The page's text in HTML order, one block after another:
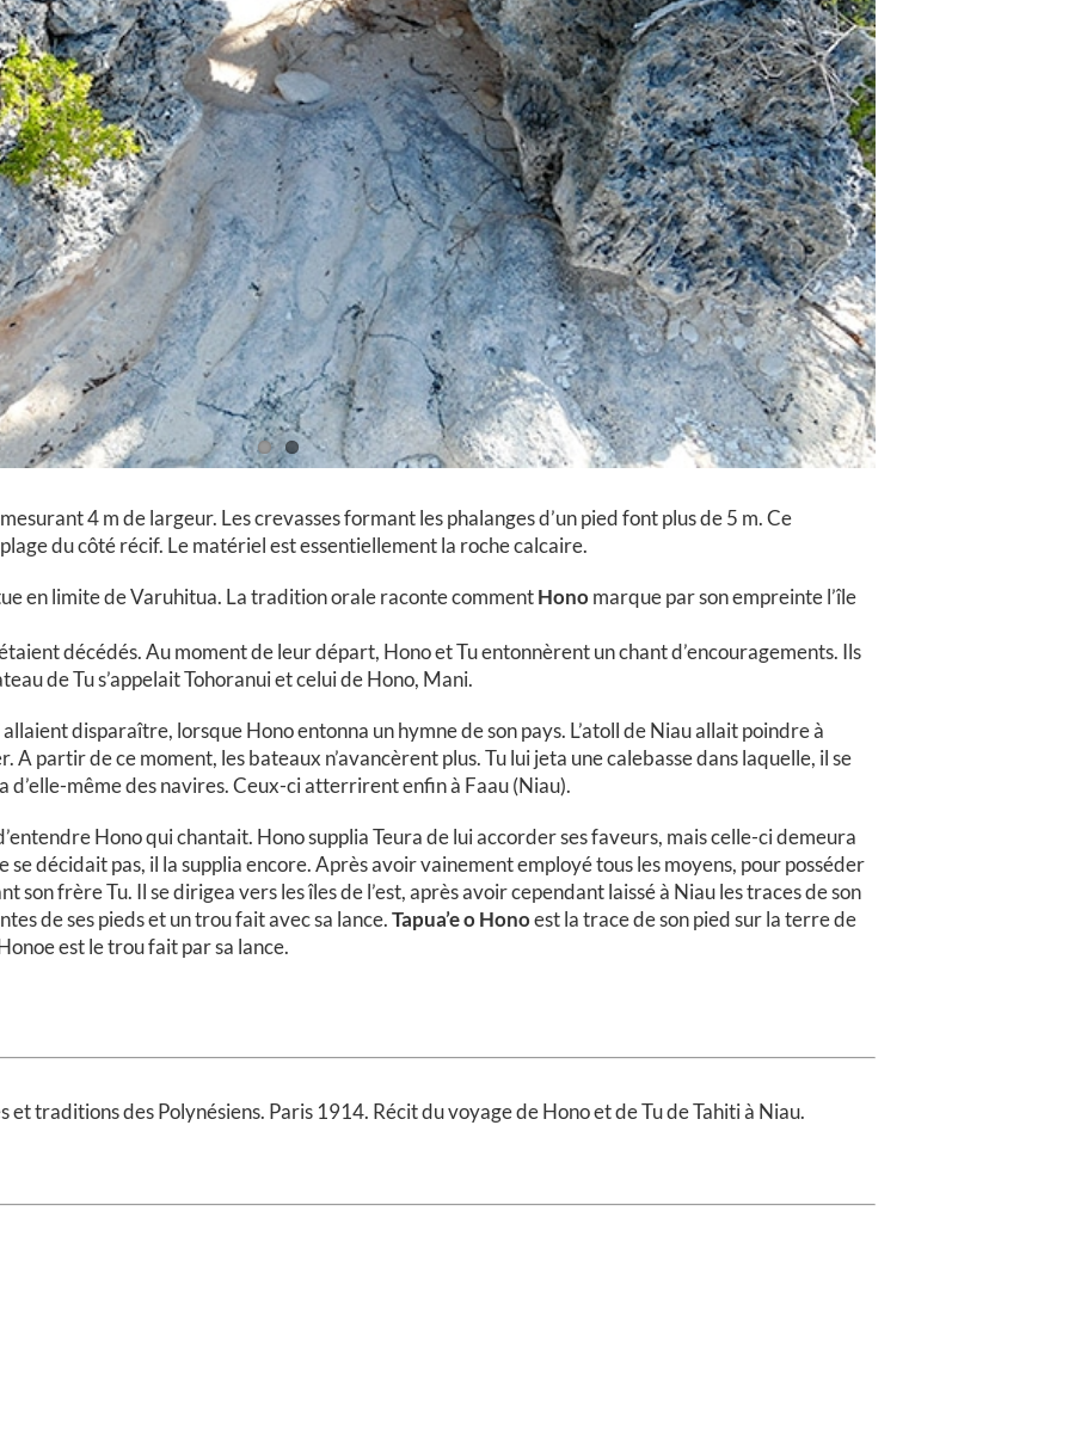
4 m de largeur. Les crevasses formant les phalanges d’un pied font plus de 5 m. Ce
du côté récif. Le matériel est essentiellement la roche calcaire.
en limite de Varuhitua. La tradition orale raconte commentHonomarque par son empreinte l’île
décédés. Au moment de leur départ, Hono et Tu entonnèrent un chant d’encouragements. Ils
de Tu s’appelait Tohoranui et celui de Hono, Mani.
disparaître, lorsque Hono entonna un hymne de son pays. L’atoll de Niau allait poindre à
A partir de ce moment, les bateaux n’avancèrent plus. Tu lui jeta une calebasse dans laquelle, il se
d’elle-même des navires. Ceux-ci atterrirent enfin à Faau (Niau).
Hono qui chantait. Hono supplia Teura de lui accorder ses faveurs, mais celle-ci demeura
se décidait pas, il la supplia encore. Après avoir vainement employé tous les moyens, pour posséder
son frère Tu. Il se dirigea vers les îles de l’est, après avoir cependant laissé à Niau les traces de son
de ses pieds et un trou fait avec sa lance.Tapua’e o Honoest la trace de son pied sur la terre de
est le trou fait par sa lance.
et traditions des Polynésiens. Paris 1914. Récit du voyage de Hono et de Tu de Tahiti à Niau.